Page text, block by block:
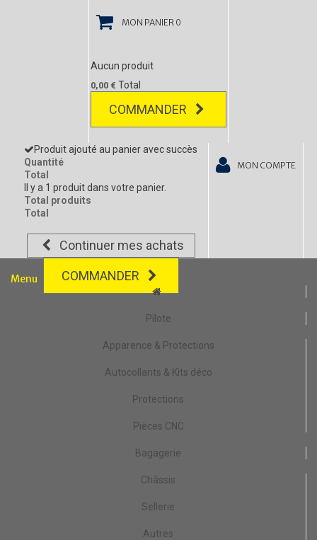
MON PANIER 0
Aucun produit
0,00 € Total
COMMANDER
Produit ajouté au panier avec succès
Quantité
Total
Il y a 1 produit dans votre panier.
Total produits
Total
Continuer mes achats
COMMANDER
MON COMPTE
Menu
Pilote
Apparence & Protections
Autocollants & Kits déco
Protections
Pièces CNC
Bagagerie
Châssis
Sellerie
Autres